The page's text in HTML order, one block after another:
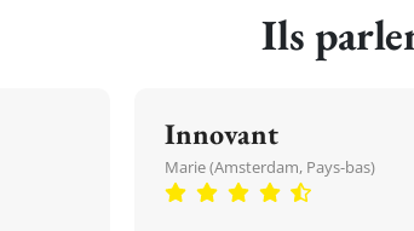
Ils
Innovant
Marie (Amsterdam, Pays-bas)